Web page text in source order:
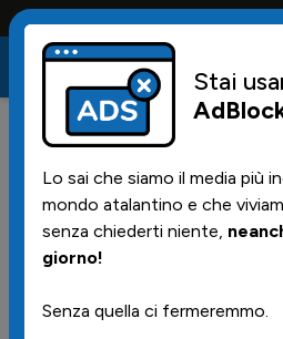
Conta solo la
10/12/2025 | 15.30
Highlights di
pomeriggio della
Stai
Lo sai che siamo il media più
mondo atalantino e che
senza chiederti niente,
giorno!
Senza quella ci fermeremmo.